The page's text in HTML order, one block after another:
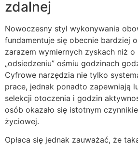
zdalnej
Nowoczesny styl wykonywania
fundamentuje się obecnie bardziej
zarazem wymiernych zyskach niż o
„odsiedzeniu” ośmiu godzinach
Cyfrowe narzędzia nie tylko
prace, jednak ponadto zapewniają
selekcji otoczenia i godzin
osób okazało się istotnym
życiowej.
Opłaca się jednak zauważać, że